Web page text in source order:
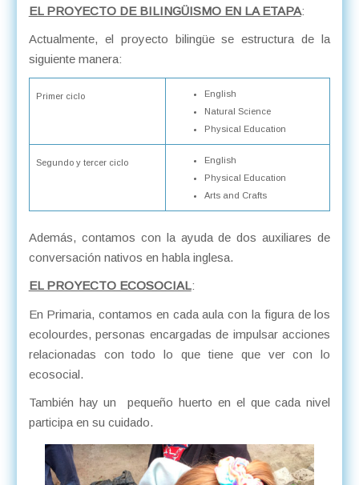
EL PROYECTO DE BILINGÜISMO EN LA ETAPA:
Actualmente, el proyecto bilingüe se estructura de la
siguiente manera:
Primer ciclo
English
Natural Science
Physical Education
Segundo y tercer ciclo
English
Physical Education
Arts and Crafts
Además, contamos con la ayuda de dos auxiliares de
conversación nativos en habla inglesa.
EL PROYECTO ECOSOCIAL:
En Primaria, contamos en cada aula con la figura de los
ecolourdes, personas encargadas de impulsar acciones
relacionadas con todo lo que tiene que ver con lo
ecosocial.
También hay un pequeño huerto en el que cada nivel
participa en su cuidado.